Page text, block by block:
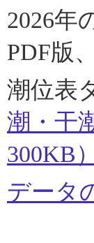
2026年
PDF版
潮位表
潮・干
300KB）
データ